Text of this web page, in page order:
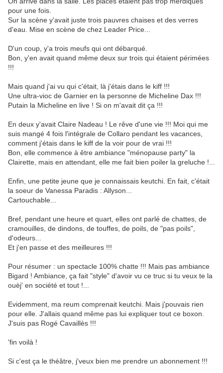
pour une fois.
Sur la scène y'avait juste trois pauvres chaises et des verres
d'eau. Mise en scène de chez Leader Price...
D'un coup, y'a trois meufs qui ont débarqué.
Bon, y'en avait quand même deux sur trois qui étaient périmées
!!!
Mais quand j'ai vu qui c'était, là j'étais dans le kiff !!!
Une ultra-vioc de Garnier en la personne de Micheline Dax !!!
Putain la Micheline en live ! Si on m'avait dit ça !!!
En deux y'avait Claire Nadeau ! Le rêve d'une vie !!! Moi qui me
suis mangé 4 fois l'intégrale de Collaro pendant les vacances,
comment j'étais dans le kiff de la voir pour de vrai !!!
Bon, elle commence à être ambiance "ménopause party" la
Clairette, mais en attendant, elle me fait bien poiler la greluche !...
Enfin, une petite jeune que je connaissais keutchi. En fait, c'était
la soeur de Vanessa Paradis : Allyson...
Cartouchable...
Bref, pendant une heure et quart, elles ont parlé de chattes, de
cramouilles, de dindons, de touffes, de poils, de "pas poils",
d'odeurs...
Et j'en passe et des meilleures !!!
Pour résumer : un spectacle 100% chatte !!! Mais pas ambiance
Bigard ! Ambiance, ça fait "style" d'avoir vu ce truc si tu veux te la
ouèj' en société et tout !...
Evidemment, ma reum comprenait keutchi. Mais j'pouvais rien
pour elle. J'allais quand même pas lui expliquer tout ce boxon.
J'suis pas Rogé Cavaillès !!!
'fin voilà !
Si c'est ça le théâtre, j'veux bien me prendre un abonnement !!!